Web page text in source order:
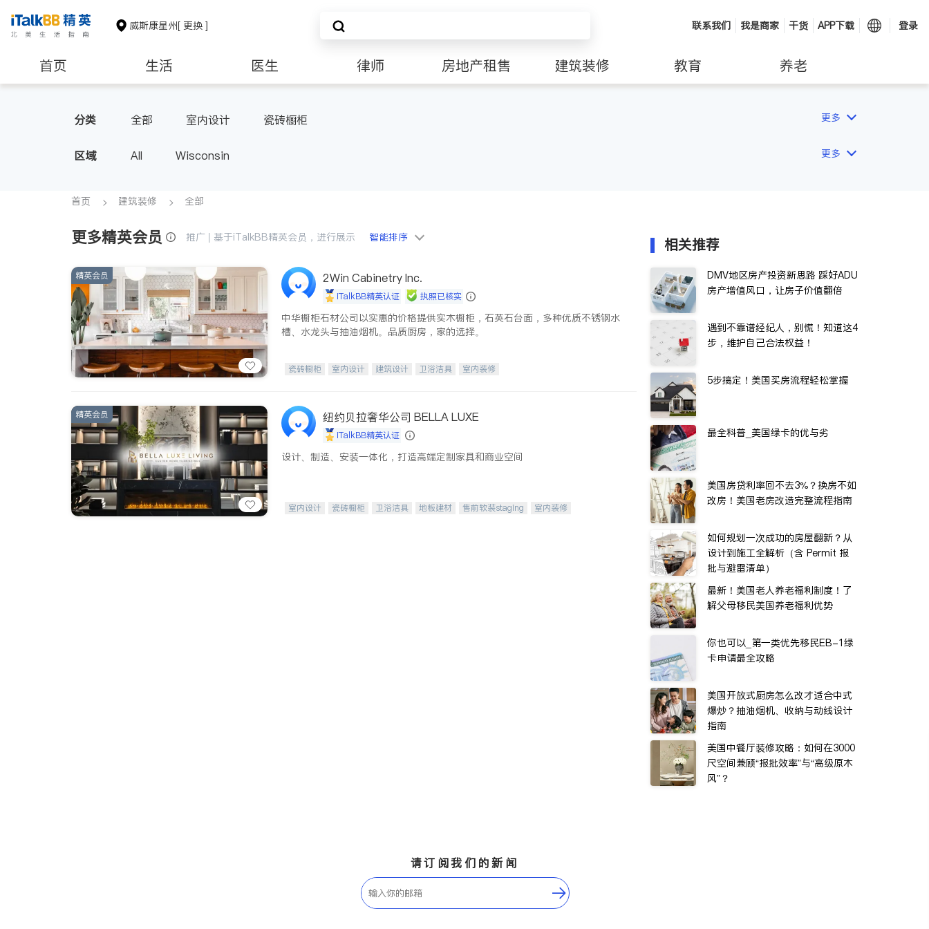
威斯康星州[ 更换 ] 联系我们 我是商家 干货 APP下载 登录
首页 生活 医生 律师 房地产租售 建筑装修 教育 养老
分类 全部 室内设计 瓷砖橱柜 更多
区域 All Wisconsin 更多
首页 建筑装修 全部
更多精英会员 推广 | 基于iTalkBB精英会员，进行展示 智能排序
精英会员 2Win Cabinetry Inc.
iTalkBB精英认证 执照已核实
中华橱柜石材公司以实惠的价格提供实木橱柜，石英石台面，多种优质不锈钢水
槽、水龙头与抽油烟机。品质厨房，家的选择。
瓷砖橱柜 室内设计 建筑设计 卫浴洁具 室内装修
精英会员 纽约贝拉奢华公司 BELLA LUXE
iTalkBB精英认证
设计、制造、安装一体化，打造高端定制家具和商业空间
室内设计 瓷砖橱柜 卫浴洁具 地板建材 售前软装staging 室内装修
相关推荐
DMV地区房产投资新思路 踩好ADU
房产增值风口，让房子价值翻倍
遇到不靠谱经纪人，别慌！知道这4
步，维护自己合法权益！
5步搞定！美国买房流程轻松掌握
最全科普_美国绿卡的优与劣
美国房贷利率回不去3%？换房不如
改房！美国老房改造完整流程指南
如何规划一次成功的房屋翻新？从
设计到施工全解析（含 Permit 报
批与避雷清单）
最新！美国老人养老福利制度！了
解父母移民美国养老福利优势
你也可以_第一类优先移民EB-1绿
卡申请最全攻略
美国开放式厨房怎么改才适合中式
爆炒？抽油烟机、收纳与动线设计
指南
美国中餐厅装修攻略：如何在3000
尺空间兼顾“报批效率”与“高级原木
风”？
请订阅我们的新闻